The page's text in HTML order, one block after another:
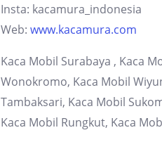
Insta: kacamura_indonesia
Web: www.kacamura.com
Kaca Mobil Surabaya , Kaca
Wonokromo, Kaca Mobil
Tambaksari, Kaca Mobil
Kaca Mobil Rungkut, Kaca